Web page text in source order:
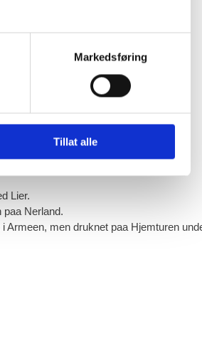
Markedsføring
Tillat alle
vet man intet om ham.
denne hadde faat Banesaar.
levetid.
Lier.
Nerland.
Armeen, men druknet paa Hjemturen